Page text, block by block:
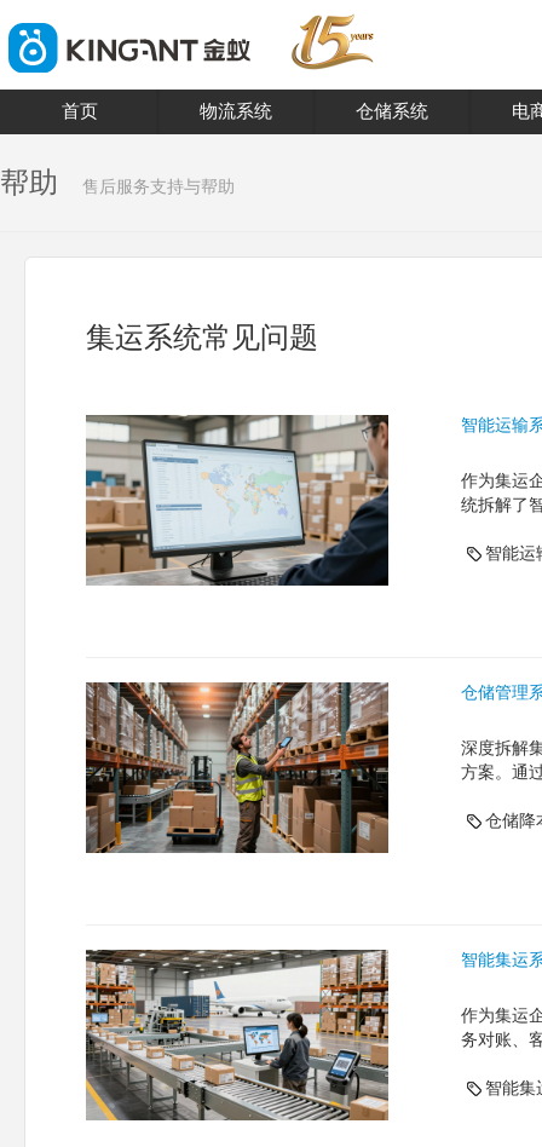
首页 物流系统 仓储系统 电
帮助 售后服务支持与帮助
集运系统常见问题
智能运输
作为集运
统拆解了
智能运
仓储管理
深度拆解
方案。通
仓储降
智能集运
作为集运
务对账、
智能集